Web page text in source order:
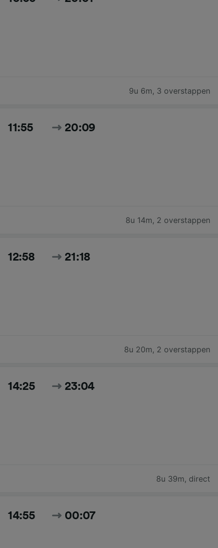
9u 6m, 3 overstappen
11:55 20:09
8u 14m, 2 overstappen
12:58 21:18
8u 20m, 2 overstappen
14:25 23:04
8u 39m, direct
14:55 00:07